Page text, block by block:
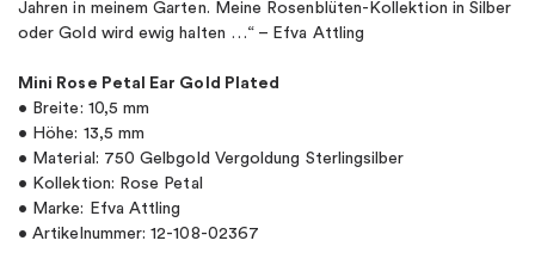
Jahren in meinem Garten. Meine Rosenblüten-Kollektion in Silber
oder Gold wird ewig halten …“ – Efva Attling
Mini Rose Petal Ear Gold Plated
• Breite: 10,5 mm
• Höhe: 13,5 mm
• Material: 750 Gelbgold Vergoldung Sterlingsilber
• Kollektion: Rose Petal
• Marke: Efva Attling
• Artikelnummer: 12-108-02367